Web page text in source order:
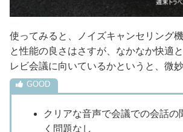
使ってみると、ノイズキャンセリング
と性能の良さはさすが、なかなか快適
レビ会議に向いているかというと、微妙
クリアな音声で会議での会話の
く問題なし